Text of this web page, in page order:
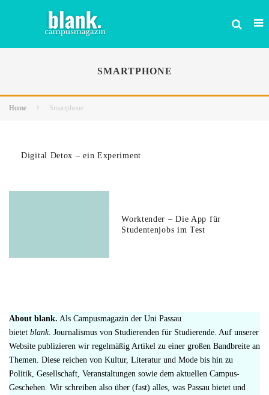
SMARTPHONE
Home Smartphone
Digital Detox – ein Experiment
Worktender – Die App für
Studentenjobs im Test
About blank. Als Campusmagazin der Uni Passau
bietet blank. Journalismus von Studierenden für Studierende. Auf unserer
Website publizieren wir regelmäßig Artikel zu einer großen Bandbreite an
Themen. Diese reichen von Kultur, Literatur und Mode bis hin zu
Politik, Gesellschaft, Veranstaltungen sowie dem aktuellen Campus-
Geschehen. Wir schreiben also über (fast) alles, was Passau bietet und